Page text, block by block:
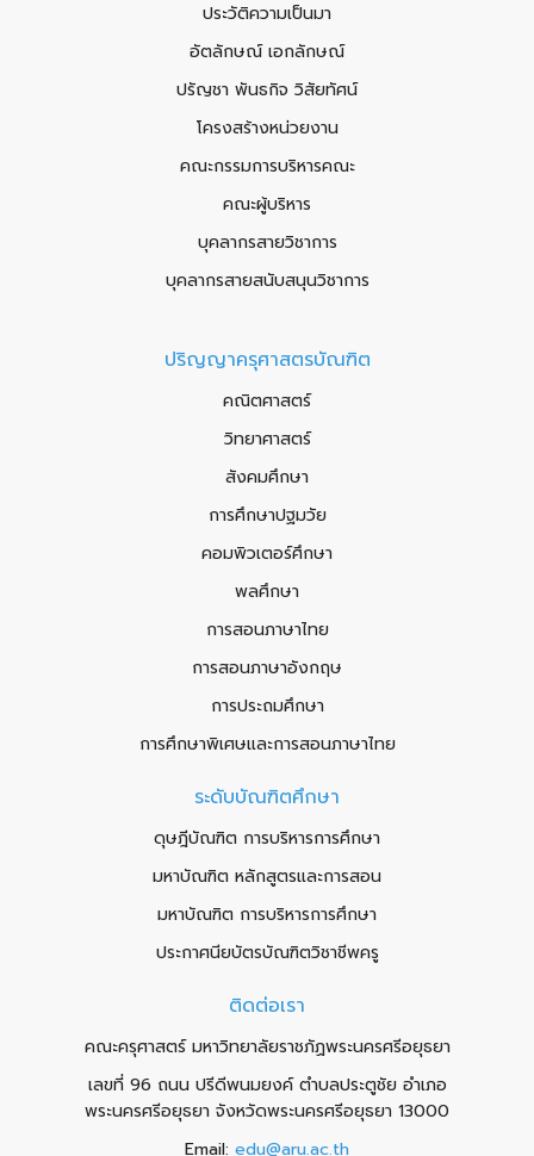
ประวัติความเป็นมา
อัตลักษณ์ เอกลักษณ์
ปรัญชา พันธกิจ วิสัยทัศน์
โครงสร้างหน่วยงาน
คณะกรรมการบริหารคณะ
คณะผู้บริหาร
บุคลากรสายวิชาการ
บุคลากรสายสนับสนุนวิชาการ
ปริญญาครุศาสตรบัณฑิต
คณิตศาสตร์
วิทยาศาสตร์
สังคมศึกษา
การศึกษาปฐมวัย
คอมพิวเตอร์ศึกษา
พลศึกษา
การสอนภาษาไทย
การสอนภาษาอังกฤษ
การประถมศึกษา
การศึกษาพิเศษและการสอนภาษาไทย
ระดับบัณฑิตศึกษา
ดุษฎีบัณฑิต การบริหารการศึกษา
มหาบัณฑิต หลักสูตรและการสอน
มหาบัณฑิต การบริหารการศึกษา
ประกาศนียบัตรบัณฑิตวิชาชีพครู
ติดต่อเรา
คณะครุศาสตร์ มหาวิทยาลัยราชภัฏพระนครศรีอยุธยา
เลขที่ 96 ถนน ปรีดีพนมยงค์ ตำบลประตูชัย อำเภอ
พระนครศรีอยุธยา จังหวัดพระนครศรีอยุธยา 13000
Email: edu@aru.ac.th